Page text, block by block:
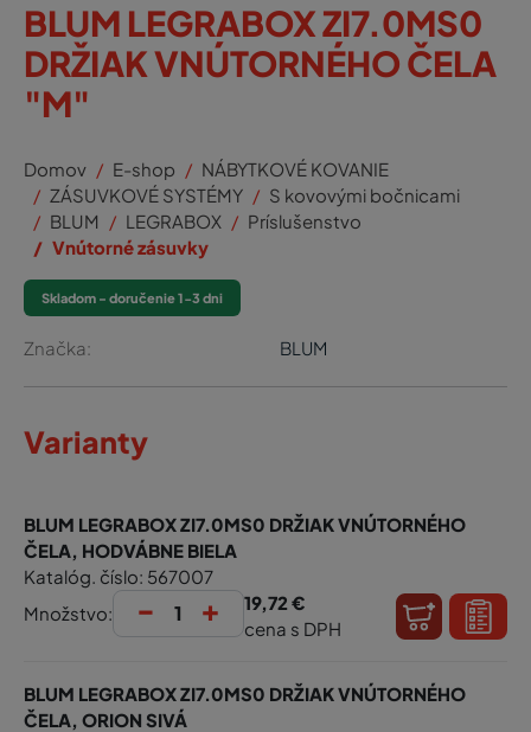
BLUM LEGRABOX ZI7.0MS0
DRŽIAK VNÚTORNÉHO ČELA
"M"
Domov E-shop
NÁBYTKOVÉ KOVANIE
ZÁSUVKOVÉ SYSTÉMY
S kovovými bočnicami
BLUM
LEGRABOX
Príslušenstvo
Vnútorné zásuvky
Skladom - doručenie 1-3 dni
Značka: BLUM
Varianty
BLUM LEGRABOX ZI7.0MS0 DRŽIAK VNÚTORNÉHO
ČELA, HODVÁBNE BIELA
Katalóg. číslo: 567007
Množstvo:
- +
19,72 €
cena s DPH
BLUM LEGRABOX ZI7.0MS0 DRŽIAK VNÚTORNÉHO
ČELA, ORION SIVÁ